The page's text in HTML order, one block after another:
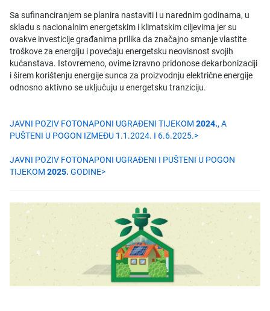
Sa sufinanciranjem se planira nastaviti i u narednim godinama, u
skladu s nacionalnim energetskim i klimatskim ciljevima jer su
ovakve investicije građanima prilika da značajno smanje vlastite
troškove za energiju i povećaju energetsku neovisnost svojih
kućanstava. Istovremeno, ovime izravno pridonose dekarbonizaciji
i širem korištenju energije sunca za proizvodnju električne energije
odnosno aktivno se uključuju u energetsku tranziciju.
JAVNI POZIV FOTONAPONI UGRAĐENI TIJEKOM 2024., A
PUŠTENI U POGON IZMEĐU 1.1.2024. I 6.6.2025.>
JAVNI POZIV FOTONAPONI UGRAĐENI I PUŠTENI U POGON
TIJEKOM 2025. GODINE>